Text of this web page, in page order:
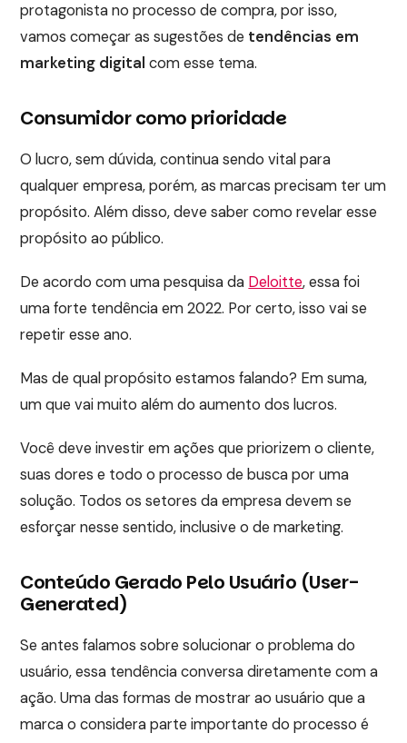
protagonista no processo de compra, por isso,
vamos começar as sugestões de tendências em
marketing digital com esse tema.
Consumidor como prioridade
O lucro, sem dúvida, continua sendo vital para
qualquer empresa, porém, as marcas precisam ter um
propósito. Além disso, deve saber como revelar esse
propósito ao público.
De acordo com uma pesquisa da Deloitte, essa foi
uma forte tendência em 2022. Por certo, isso vai se
repetir esse ano.
Mas de qual propósito estamos falando? Em suma,
um que vai muito além do aumento dos lucros.
Você deve investir em ações que priorizem o cliente,
suas dores e todo o processo de busca por uma
solução. Todos os setores da empresa devem se
esforçar nesse sentido, inclusive o de marketing.
Conteúdo Gerado Pelo Usuário (User-
Generated)
Se antes falamos sobre solucionar o problema do
usuário, essa tendência conversa diretamente com a
ação. Uma das formas de mostrar ao usuário que a
marca o considera parte importante do processo é